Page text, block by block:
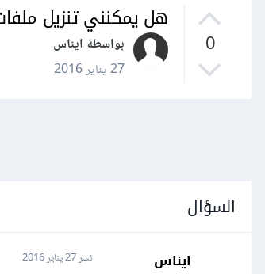
0
هل يمكنني تنزيل
بواسطة ايناس
27 يناير 2016
السؤال
ايناس نشر27 يناير 2016